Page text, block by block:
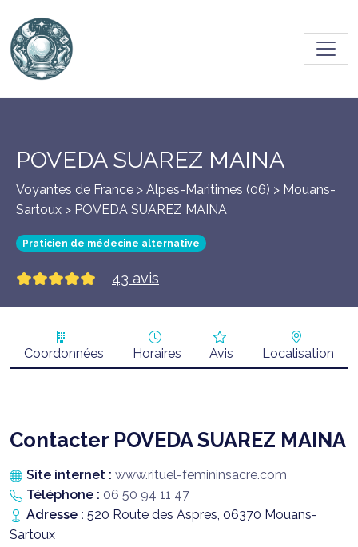
POVEDA SUAREZ MAINA
Voyantes de France > Alpes-Maritimes (06) > Mouans-
Sartoux > POVEDA SUAREZ MAINA
Praticien de médecine alternative
43 avis
Coordonnées Horaires Avis Localisation
Contacter POVEDA SUAREZ MAINA
Site internet : www.rituel-femininsacre.com
Téléphone : 06 50 94 11 47
Adresse : 520 Route des Aspres, 06370 Mouans-
Sartoux